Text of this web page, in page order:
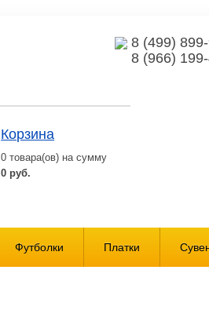
8 (499)
8 (966)
Корзина
0 товара(ов) на сумму
0 руб.
Футболки Платки